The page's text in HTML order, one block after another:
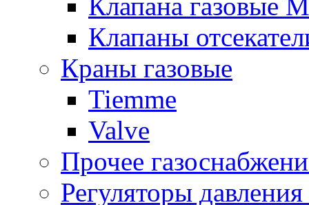
Клапаны
Краны газовые
Tiemme
Valve
Прочее
Регуляторы давления